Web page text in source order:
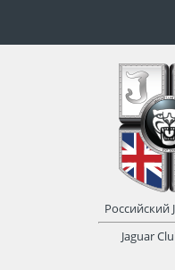
Российский
Jaguar